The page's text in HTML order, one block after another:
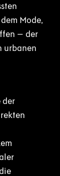
Mode,
– der
urbanen
der